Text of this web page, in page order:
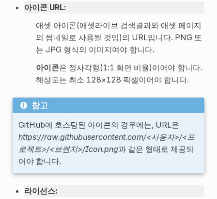
아이콘 URL:
애셋 아이콘(애셋라이브 검색결과와 애셋 페이지
의 썸네일로 사용될 것임)의 URL입니다. PNG 또
는 JPG 형식의 이미지여야 합니다.
아이콘은 정사각형(1:1 화면 비율)이어야 합니다.
해상도는 최소 128×128 픽셀이어야 합니다.
참고
GitHub에 호스팅된 아이콘의 경우에는, URL은
https://raw.githubusercontent.com/<사용자>/<프
로젝트>/<브랜치>/Icon.png과 같은 형태로 제공되
어야 합니다.
라이선스: